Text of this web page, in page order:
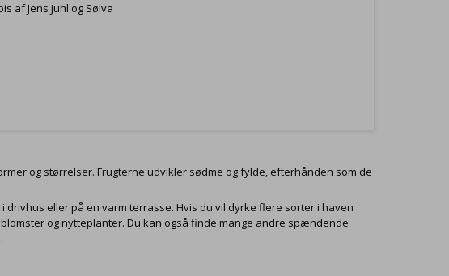
af Jens Juhl og Sølva
og størrelser. Frugterne udvikler sødme og fylde, efterhånden som de
eller på en varm terrasse. Hvis du vil dyrke flere sorter i haven
og nytteplanter. Du kan også finde mange andre spændende